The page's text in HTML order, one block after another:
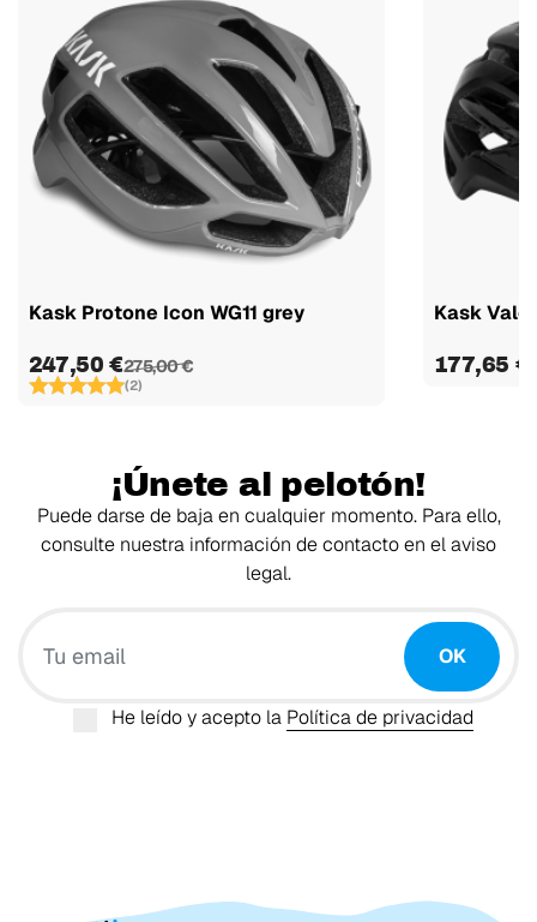
Kask Protone Icon WG11 grey
247,50 €275,00 €
(2)
Kask
177,65 €
¡Únete al pelotón!
Puede darse de baja en cualquier momento. Para ello,
consulte nuestra información de contacto en el aviso
legal.
OK
He leído y acepto la Política de privacidad